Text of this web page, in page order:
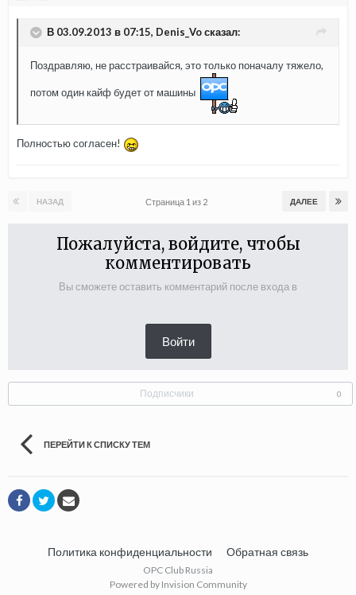
В 03.09.2013 в 07:15, Denis_Vo сказал:
Поздравляю, не расстраивайся, это только поначалу тяжело,
потом один кайф будет от машины
Полностью согласен!
НАЗАД ДАЛЕЕ
Страница 1 из 2
Пожалуйста, войдите, чтобы
комментировать
Вы сможете оставить комментарий после входа в
Войти
Подписчики 0
ПЕРЕЙТИ К СПИСКУ ТЕМ
Политика конфиденциальности Обратная связь
OPC Club Russia
Powered by Invision Community